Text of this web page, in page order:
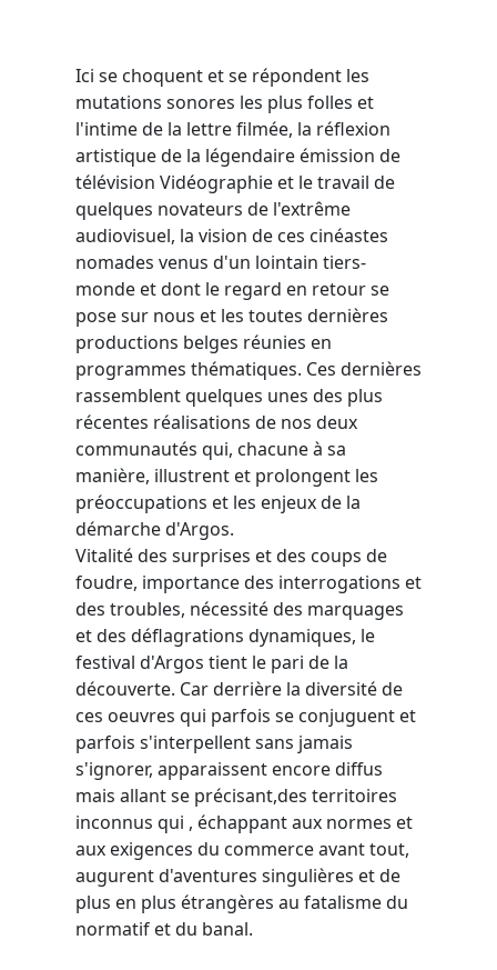
Ici se choquent et se répondent les
mutations sonores les plus folles et
l'intime de la lettre filmée, la réflexion
artistique de la légendaire émission de
télévision Vidéographie et le travail de
quelques novateurs de l'extrême
audiovisuel, la vision de ces cinéastes
nomades venus d'un lointain tiers-
monde et dont le regard en retour se
pose sur nous et les toutes dernières
productions belges réunies en
programmes thématiques. Ces dernières
rassemblent quelques unes des plus
récentes réalisations de nos deux
communautés qui, chacune à sa
manière, illustrent et prolongent les
préoccupations et les enjeux de la
démarche d'Argos.
Vitalité des surprises et des coups de
foudre, importance des interrogations et
des troubles, nécessité des marquages
et des déflagrations dynamiques, le
festival d'Argos tient le pari de la
découverte. Car derrière la diversité de
ces oeuvres qui parfois se conjuguent et
parfois s'interpellent sans jamais
s'ignorer, apparaissent encore diffus
mais allant se précisant,des territoires
inconnus qui , échappant aux normes et
aux exigences du commerce avant tout,
augurent d'aventures singulières et de
plus en plus étrangères au fatalisme du
normatif et du banal.